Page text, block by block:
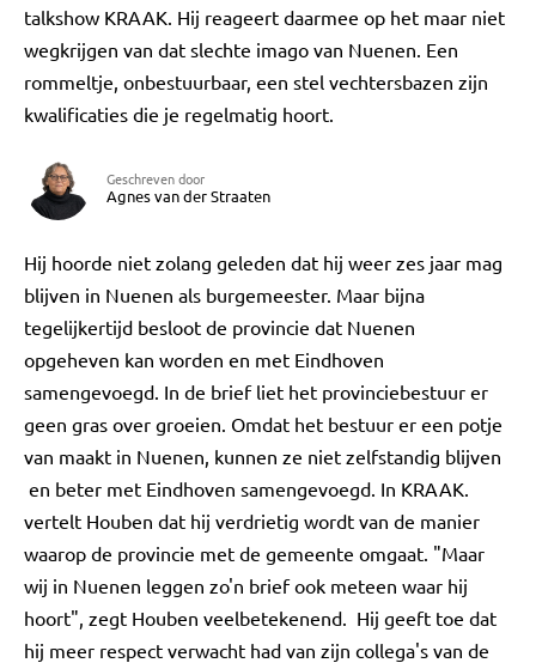
talkshow KRAAK. Hij reageert daarmee op het maar niet
wegkrijgen van dat slechte imago van Nuenen. Een
rommeltje, onbestuurbaar, een stel vechtersbazen zijn
kwalificaties die je regelmatig hoort.
Geschreven door
Agnes van der Straaten
Hij hoorde niet zolang geleden dat hij weer zes jaar mag
blijven in Nuenen als burgemeester. Maar bijna
tegelijkertijd besloot de provincie dat Nuenen
opgeheven kan worden en met Eindhoven
samengevoegd. In de brief liet het provinciebestuur er
geen gras over groeien. Omdat het bestuur er een potje
van maakt in Nuenen, kunnen ze niet zelfstandig blijven
en beter met Eindhoven samengevoegd. In KRAAK.
vertelt Houben dat hij verdrietig wordt van de manier
waarop de provincie met de gemeente omgaat. "Maar
wij in Nuenen leggen zo'n brief ook meteen waar hij
hoort", zegt Houben veelbetekenend. Hij geeft toe dat
hij meer respect verwacht had van zijn collega's van de